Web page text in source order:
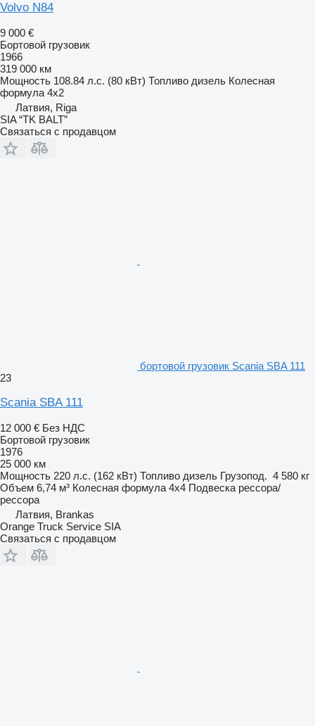
Volvo N84
9 000 €
Бортовой грузовик
1966
319 000 км
Мощность 108.84 л.с. (80 кВт) Топливо дизель Колесная
формула 4x2
Латвия, Riga
SIA “TK BALT”
Связаться с продавцом
бортовой грузовик Scania SBA 111
23
Scania SBA 111
12 000 € Без НДС
Бортовой грузовик
1976
25 000 км
Мощность 220 л.с. (162 кВт) Топливо дизель Грузопод. 4 580 кг
Объем 6,74 м³ Колесная формула 4x4 Подвеска рессора/
рессора
Латвия, Brankas
Orange Truck Service SIA
Связаться с продавцом